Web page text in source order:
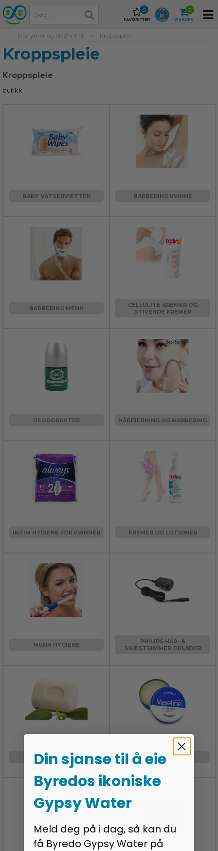
FAVORITTER
0
VIS KURV
0
Parfymer og Skjønnhet » Kroppspleie
Kroppspleie
Kroppspleie
butikk
BABY VÅTSERVIETTER BARBERING KVINNE
BARBERING MENN
CELLULITE KREMER OG
STIVENDE KREMER
DEODORANTER HÅRFJERNING OG BARBERING
INTIM HYGIENE FOR KVINNER KREMER OG LOTIONER
MUNN HYGIENE
PHILIPS HÅR- &
SKÆGTRIMMER OPLADER
SÅPER OG GELER VASELINE
Din sjanse til å eie
Byredos ikoniske
Gypsy Water
Meld deg på i dag, så kan du
få Byredo Gypsy Water på